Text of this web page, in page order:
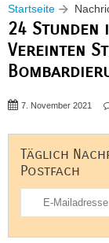
Startseite
24 Stunden
Vereinten
7. November 2021
Täglich
Postfach